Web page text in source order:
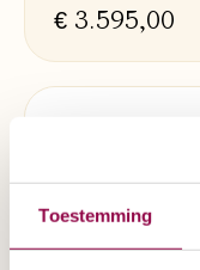
Toestemming
€ 3.595,00